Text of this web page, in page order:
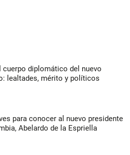
cuerpo diplomático del nuevo
lealtades, mérito y políticos
para conocer al nuevo presidente
Abelardo de la Espriella